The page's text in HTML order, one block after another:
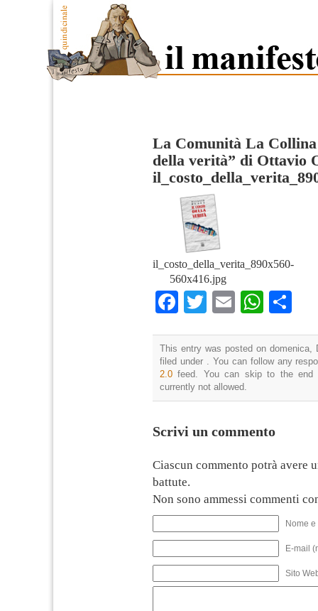
La Comunità La
della verità” di Ottavio
il_costo_della_verita_890x560-
560x416.jpg
Facebook
TwitterEmail
This entry was posted on
filed under . You can follow any
2.0 feed. You can skip to the end
currently not allowed.
Scrivi un commento
Ciascun commento potrà avere
battute.
Non sono ammessi commenti
Nome
E-mail
Sito